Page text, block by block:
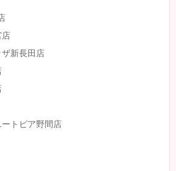
店
新長田店
トピア野間店